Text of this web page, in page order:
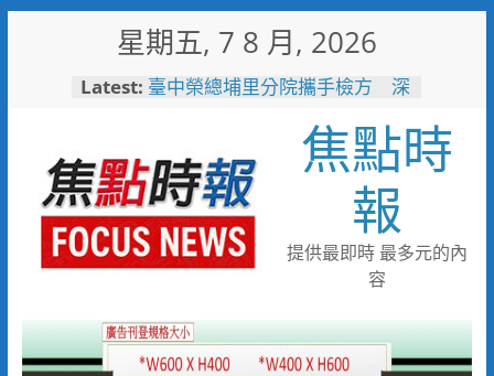
星期五, 7 8 月, 2026
Latest: 男子性侵偷拍又餵毒致傳播女暴
斃 法官審後判十四年六月徒刑
臺中榮總埔里分院攜手檢方 深
高溫廚房藏危機 嘉義醫院提醒
慎防熱中暑傷腎
埔基「爸爸健康同行」健康促進
活動 結合醫療、警消守護民
眾健康與安全
白海豚颱風來襲！台電台東區處
用「台灣電力APP」查詢
焦點時
報
提供最即時 最多元的內
容